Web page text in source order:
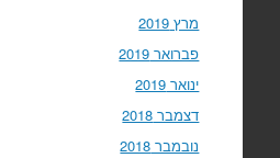
מרץ 2019
פברואר 2019
ינואר 2019
דצמבר 2018
נובמבר 2018